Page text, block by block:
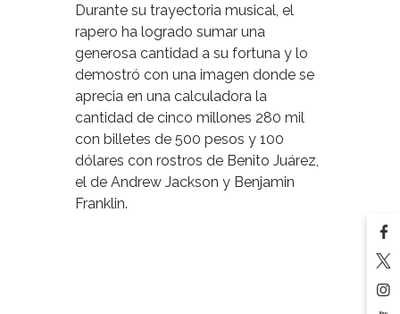
Durante su trayectoria musical, el
rapero ha logrado sumar una
generosa cantidad a su fortuna y lo
demostró con una imagen donde se
aprecia en una calculadora la
cantidad de cinco millones 280 mil
con billetes de 500 pesos y 100
dólares con rostros de Benito Juárez,
el de Andrew Jackson y Benjamin
Franklin.